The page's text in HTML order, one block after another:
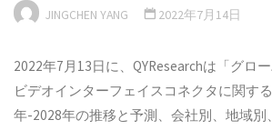
JINGCHEN YANG 2022年7月14日
2022年7月13日に、QYResearchは「グロ
ビデオインターフェイスコネクタに関す
年-2028年の推移と予測、会社別、地域別